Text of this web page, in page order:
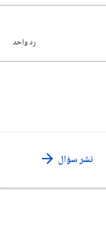
رد واحد
نشر سؤال